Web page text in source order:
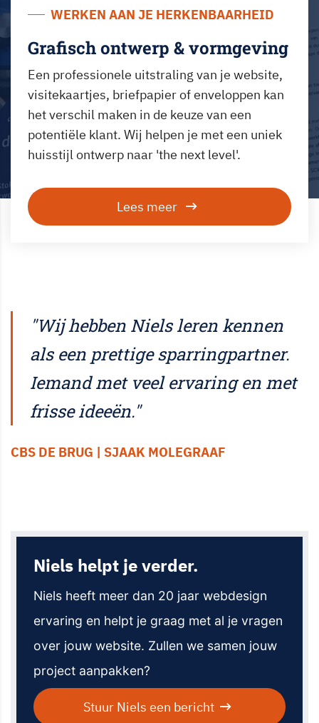
WERKEN AAN JE HERKENBAARHEID
Grafisch ontwerp & vormgeving
Een professionele uitstraling van je website,
visitekaartjes, briefpapier of enveloppen kan
het verschil maken in de keuze van een
potentiële klant. Wij helpen je met een uniek
huisstijl ontwerp naar 'the next level'.
Lees meer
"Wij hebben Niels leren kennen
als een prettige sparringpartner.
Iemand met veel ervaring en met
frisse ideeën."
CBS DE BRUG | SJAAK MOLEGRAAF
Niels helpt je verder.
Niels heeft meer dan 20 jaar webdesign
ervaring en helpt je graag met al je vragen
over jouw website. Zullen we samen jouw
project aanpakken?
Stuur Niels een bericht